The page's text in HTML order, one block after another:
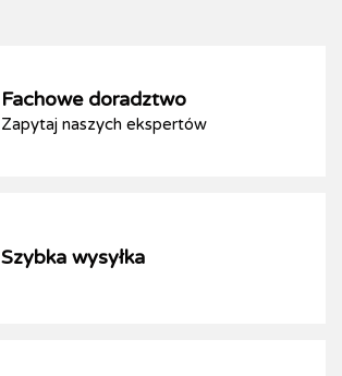
Fachowe doradztwo
Zapytaj naszych ekspertów
Szybka wysyłka